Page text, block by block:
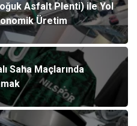
Asfalt Plenti) ile Yol
Üretim
Saha Maçlarında